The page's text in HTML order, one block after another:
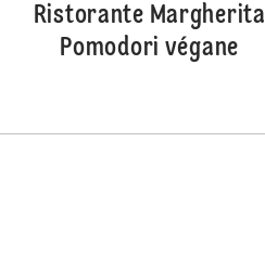
Ristorante Margherita
Pomodori végane